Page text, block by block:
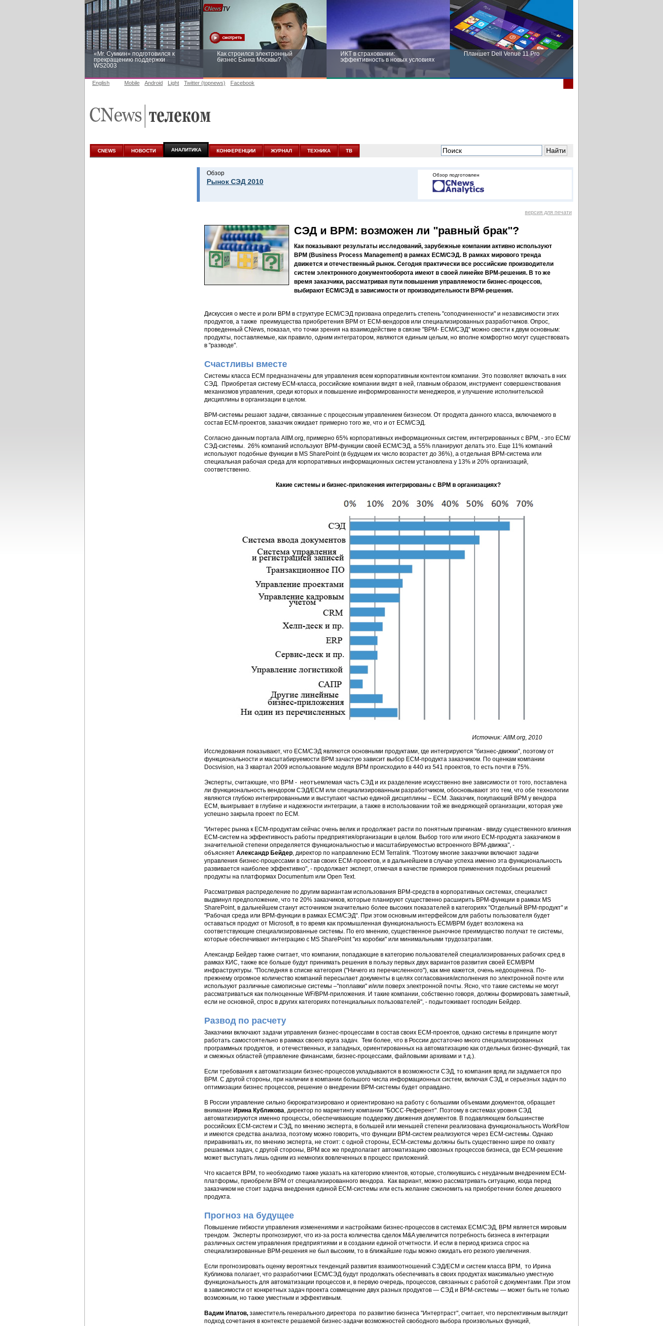
«Mr. Сумкин» подготовился к
прекращению поддержки
WS2003
Как строился электронный
бизнес Банка Москвы?
ИКТ в страховании:
эффективность в новых условиях
Планшет Dell Venue 11 Pro
аналитике
новых условиях
English Mobile Android Light Twitter (topnews) Facebook
CNEWS НОВОСТИ АНАЛИТИКА КОНФЕРЕНЦИИ ЖУРНАЛ ТЕХНИКА ТВ
Обзор
Рынок СЭД 2010
Обзор подготовлен
версия для печати
СЭД и ВРM: возможен ли "равный брак"?
Как показывают результаты исследований, зарубежные компании активно используют
BPM (Business Process Management) в рамках ECM/СЭД. В рамках мирового тренда
движется и отечественный рынок. Сегодня практически все российские производители
систем электронного документооборота имеют в своей линейке BPM-решения. В то же
время заказчики, рассматривая пути повышения управляемости бизнес-процессов,
выбирают ECM/СЭД в зависимости от производительности BPM-решения.
Дискуссия о месте и роли BPM в структуре ECM/СЭД призвана определить степень "соподчиненности" и независимости этих
продуктов, а также преимущества приобретения BPM от ECM-вендоров или специализированных разработчиков. Опрос,
проведенный CNews, показал, что точки зрения на взаимодействие в связке "BPM- ECM/СЭД" можно свести к двум основным:
продукты, поставляемые, как правило, одним интегратором, являются единым целым, но вполне комфортно могут существовать
в "разводе".
Счастливы вместе
Системы класса ECM предназначены для управления всем корпоративным контентом компании. Это позволяет включать в них
СЭД. Приобретая систему ECM-класса, российские компании видят в ней, главным образом, инструмент совершенствования
механизмов управления, среди которых и повышение информированности менеджеров, и улучшение исполнительской
дисциплины в организации в целом.
BPM-системы решают задачи, связанные с процессным управлением бизнесом. От продукта данного класса, включаемого в
состав ЕСМ-проектов, заказчик ожидает примерно того же, что и от ECM/СЭД.
Согласно данным портала AIIM.org, примерно 65% корпоративных информационных систем, интегрированных с BPM, - это ECM/
СЭД-системы. 26% компаний используют BPM-функции своей ECM/СЭД, а 55% планируют делать это. Еще 11% компаний
используют подобные функции в MS SharePoint (в будущем их число возрастет до 36%), а отдельная BPM-система или
специальная рабочая среда для корпоративных информационных систем установлена у 13% и 20% организаций,
соответственно.
Какие системы и бизнес-приложения интегрированы с BPM в организациях?
Источник: AIIM.org, 2010
Исследования показывают, что ECM/СЭД являются основными продуктами, где интегрируются "бизнес-движки", поэтому от
функциональности и масштабируемости BPM зачастую зависит выбор ЕСМ-продукта заказчиком. По оценкам компании
Docsvision, на 3 квартал 2009 использование модуля BPM происходило в 440 из 541 проектов, то есть почти в 75%.
Эксперты, считающие, что BPM - неотъемлемая часть СЭД и их разделение искусственно вне зависимости от того, поставлена
ли функциональность вендором СЭД/ECM или специализированным разработчиком, обосновывают это тем, что обе технологии
являются глубоко интегрированными и выступают частью единой дисциплины – ECM. Заказчик, покупающий BPM у вендора
ECM, выигрывает в глубине и надежности интеграции, а также в использовании той же внедряющей организации, которая уже
успешно закрыла проект по ECM.
"Интерес рынка к ЕСМ-продуктам сейчас очень велик и продолжает расти по понятным причинам - ввиду существенного влияния
ЕСМ-систем на эффективность работы предприятия/организации в целом. Выбор того или иного ЕСМ-продукта заказчиком в
значительной степени определяется функциональностью и масштабируемостью встроенного ВРМ-движка", -
объясняет Александр Бейдер, директор по направлению ECM Terralink. "Поэтому многие заказчики включают задачи
управления бизнес-процессами в состав своих ЕСМ-проектов, и в дальнейшем в случае успеха именно эта функциональность
развивается наиболее эффективно", - продолжает эксперт, отмечая в качестве примеров применения подобных решений
продукты на платформах Documentum или Open Text.
Рассматривая распределение по другим вариантам использования BPM-средств в корпоративных системах, специалист
выдвинул предположение, что те 20% заказчиков, которые планируют существенно расширить ВРМ-функции в рамках MS
SharePoint, в дальнейшем станут источником значительно более высоких показателей в категориях "Отдельный BPM-продукт" и
"Рабочая среда или BPM-функции в рамках ECM/СЭД". При этом основным интерфейсом для работы пользователя будет
оставаться продукт от Microsoft, в то время как промышленная функциональность ЕСМ/ВРМ будет возложена на
соответствующие специализированные системы. По его мнению, существенное рыночное преимущество получат те системы,
которые обеспечивают интеграцию с MS SharePoint "из коробки" или минимальными трудозатратами.
Александр Бейдер также считает, что компании, попадающие в категорию пользователей специализированных рабочих сред в
рамках КИС, также все больше будут принимать решения в пользу первых двух вариантов развития своей ЕСМ/ВРМ
инфраструктуры. "Последняя в списке категория ("Ничего из перечисленного"), как мне кажется, очень недооценена. По-
прежнему огромное количество компаний пересылает документы в целях согласования/исполнения по электронной почте или
используют различные самописные системы –"поплавки" и/или поверх электронной почты. Ясно, что такие системы не могут
рассматриваться как полноценные WF/ВРМ-приложения. И такие компании, собственно говоря, должны формировать заметный,
если не основной, спрос в других категориях потенциальных пользователей", - подытоживает господин Бейдер.
Развод по расчету
Заказчики включают задачи управления бизнес-процессами в состав своих ЕСМ-проектов, однако системы в принципе могут
работать самостоятельно в рамках своего круга задач. Тем более, что в России достаточно много специализированных
программных продуктов, и отечественных, и западных, ориентированных на автоматизацию как отдельных бизнес-функций, так
и смежных областей (управление финансами, бизнес-процессами, файловыми архивами и т.д.).
Если требования к автоматизации бизнес-процессов укладываются в возможности СЭД, то компания вряд ли задумается про
BPM. С другой стороны, при наличии в компании большого числа информационных систем, включая СЭД, и серьезных задач по
оптимизации бизнес процессов, решение о внедрении BPM-системы будет оправдано.
В России управление сильно бюрократизировано и ориентировано на работу с большими объемами документов, обращает
внимание Ирина Кубликова, директор по маркетингу компании "БОСС-Референт". Поэтому в системах уровня СЭД
автоматизируются именно процессы, обеспечивающие поддержку движения документов. В подавляющем большинстве
российских ECM-систем и СЭД, по мнению эксперта, в большей или меньшей степени реализована функциональность WorkFlow
и имеются средства анализа, поэтому можно говорить, что функции BPM-систем реализуются через ECM-системы. Однако
приравнивать их, по мнению эксперта, не стоит: с одной стороны, ECM-системы должны быть существенно шире по охвату
решаемых задач, с другой стороны, BPM все же предполагает автоматизацию сквозных процессов бизнеса, где ECM-решение
может выступать лишь одним из немногих вовлеченных в процесс приложений.
Что касается BPM, то необходимо также указать на категорию клиентов, которые, столкнувшись с неудачным внедрением ЕСМ-
платформы, приобрели BPM от специализированного вендора. Как вариант, можно рассматривать ситуацию, когда перед
заказчиком не стоит задача внедрения единой ECM-системы или есть желание сэкономить на приобретении более дешевого
продукта.
Прогноз на будущее
Повышение гибкости управления изменениями и настройками бизнес-процессов в системах ECM/СЭД, BPM является мировым
трендом. Эксперты прогнозируют, что из-за роста количества сделок M&A увеличится потребность бизнеса в интеграции
различных систем управления предприятиями и в создании единой отчетности. И если в период кризиса спрос на
специализированные BPM-решения не был высоким, то в ближайшие годы можно ожидать его резкого увеличения.
Если прогнозировать оценку вероятных тенденций развития взаимоотношений CЭД/ECM и систем класса BPM, то Ирина
Кубликова полагает, что разработчики ECM/СЭД будут продолжать обеспечивать в своих продуктах максимально уместную
функциональность для автоматизации процессов и, в первую очередь, процессов, связанных с работой с документами. При этом
в зависимости от конкретных задач проекта совмещение двух разных продуктов — СЭД и BPM-системы — может быть не только
возможным, но также уместным и эффективным.
Вадим Ипатов, заместитель генерального директора по развитию бизнеса "Интертраст", считает, что перспективным выглядит
подход сочетания в контексте решаемой бизнес-задачи возможностей свободного выбора произвольных функций,